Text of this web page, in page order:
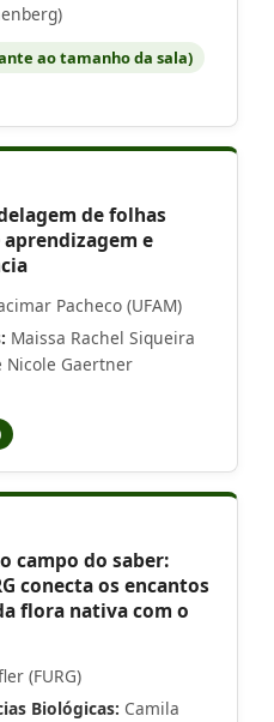
ao tamanho da sala)
de folhas
e
Pacheco (UFAM)
Maissa Rachel Siqueira
Nicole Gaertner
campo do saber:
conecta os encantos
flora nativa com o
(FURG)
Biológicas: Camila